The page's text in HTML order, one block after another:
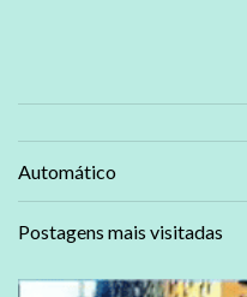
Automático
Postagens mais visitadas